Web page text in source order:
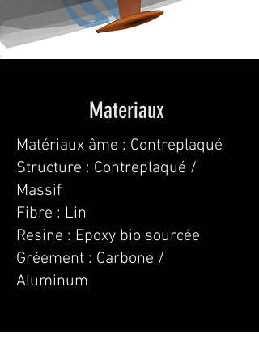
Materiaux
Matériaux âme : Contreplaqué
Structure : Contreplaqué /
Massif
Fibre : Lin
Resine : Epoxy bio sourcée
Gréement : Carbone /
Aluminum